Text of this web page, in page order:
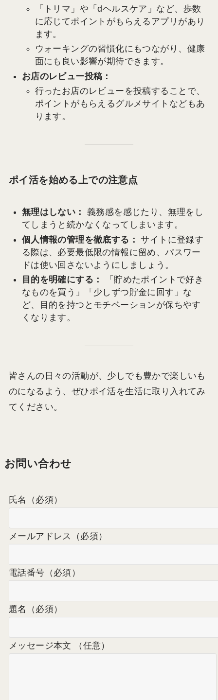
「トリマ」や「dヘルスケア」など、歩数
に応じてポイントがもらえるアプリがあり
ます。
ウォーキングの習慣化にもつながり、健康
面にも良い影響が期待できます。
お店のレビュー投稿：
行ったお店のレビューを投稿することで、
ポイントがもらえるグルメサイトなどもあ
ります。
ポイ活を始める上での注意点
無理はしない：
義務感を感じたり、無理をし
てしまうと続かなくなってしまいます。
個人情報の管理を徹底する： サイトに登録す
る際は、必要最低限の情報に留め、パスワー
ドは使い回さないようにしましょう。
目的を明確にする：
「貯めたポイントで好き
なものを買う」「少しずつ貯金に回す」な
ど、目的を持つとモチベーションが保ちやす
くなります。
皆さんの日々の活動が、少しでも豊かで楽しいも
のになるよう、ぜひポイ活を生活に取り入れてみ
てください。
お問い合わせ
氏名 （必須）
メールアドレス （必須）
電話番号 （必須）
題名 （必須）
メッセージ本文 （任意）